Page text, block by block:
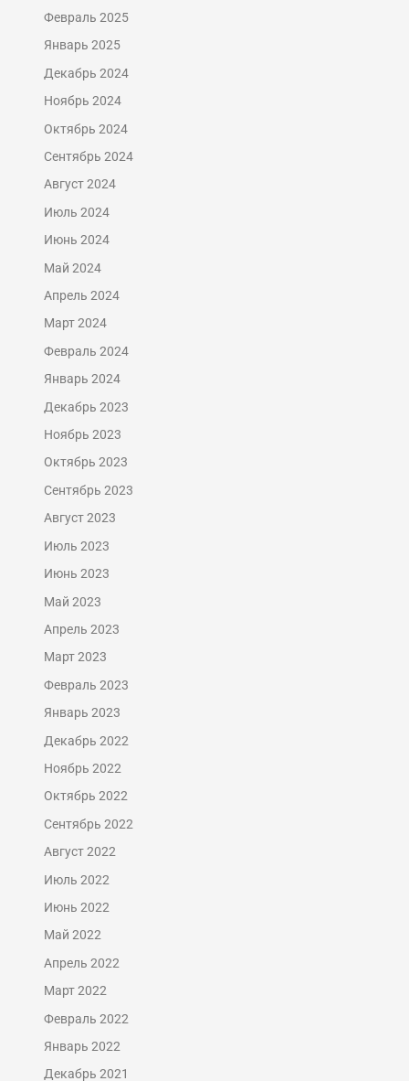
Февраль 2025
Январь 2025
Декабрь 2024
Ноябрь 2024
Октябрь 2024
Сентябрь 2024
Август 2024
Июль 2024
Июнь 2024
Май 2024
Апрель 2024
Март 2024
Февраль 2024
Январь 2024
Декабрь 2023
Ноябрь 2023
Октябрь 2023
Сентябрь 2023
Август 2023
Июль 2023
Июнь 2023
Май 2023
Апрель 2023
Март 2023
Февраль 2023
Январь 2023
Декабрь 2022
Ноябрь 2022
Октябрь 2022
Сентябрь 2022
Август 2022
Июль 2022
Июнь 2022
Май 2022
Апрель 2022
Март 2022
Февраль 2022
Январь 2022
Декабрь 2021